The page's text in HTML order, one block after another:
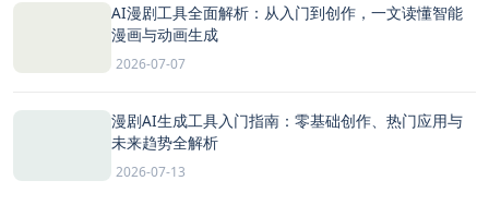
AI漫剧工具全面解析：从入门到创作，一文读懂智能
漫画与动画生成
2026-07-07
漫剧AI生成工具入门指南：零基础创作、热门应用与
未来趋势全解析
2026-07-13